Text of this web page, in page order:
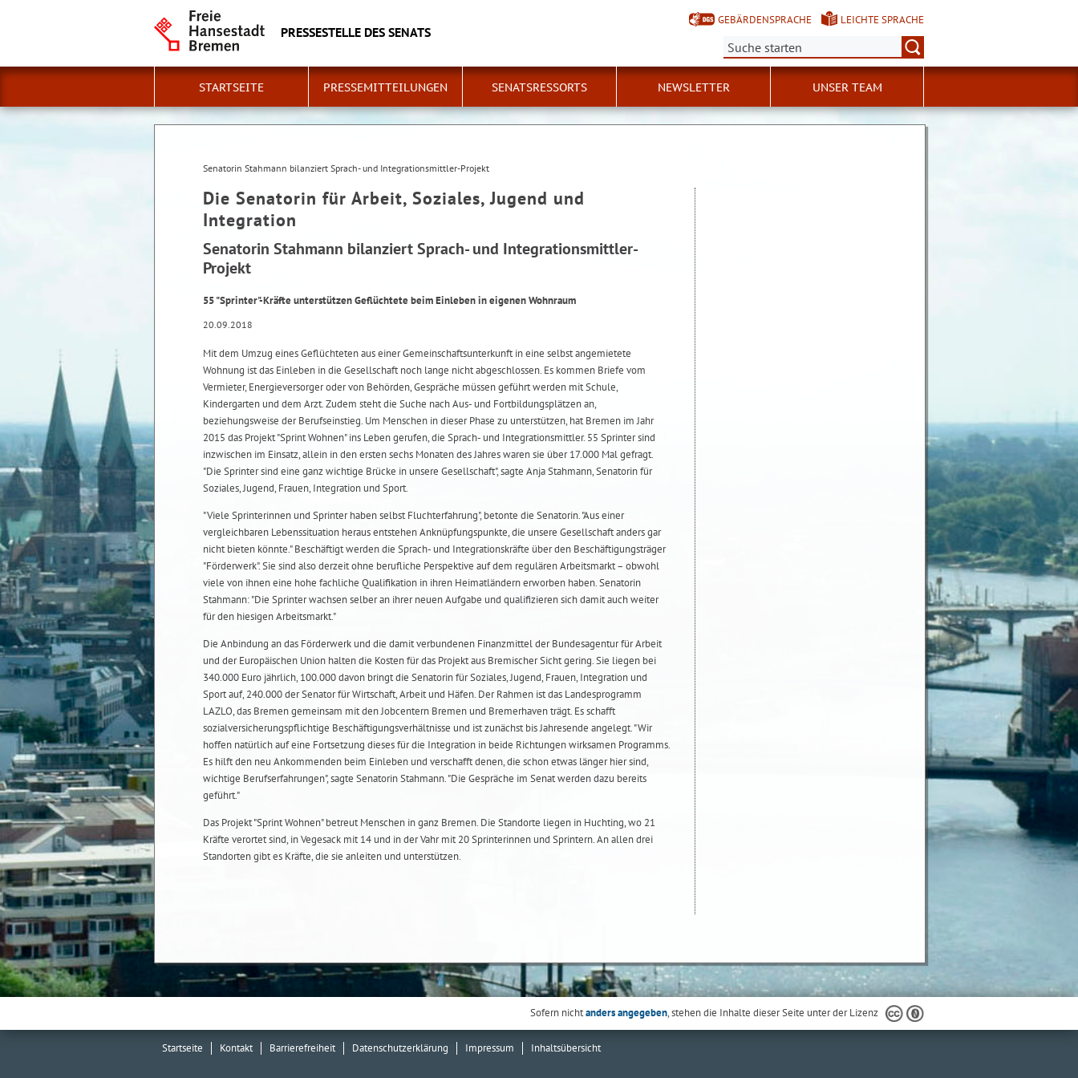
PRESSESTELLE DES SENATS
GEBÄRDENSPRACHE
LEICHTE SPRACHE
Suche:
STARTSEITE PRESSEMITTEILUNGEN SENATSRESSORTS NEWSLETTER UNSER TEAM
Senatorin Stahmann bilanziert Sprach- und Integrationsmittler-Projekt
Die Senatorin für Arbeit, Soziales, Jugend und
Integration
Senatorin Stahmann bilanziert Sprach- und Integrationsmittler-
Projekt
55 "Sprinter"-Kräfte unterstützen Geflüchtete beim Einleben in eigenen Wohnraum
20.09.2018
Mit dem Umzug eines Geflüchteten aus einer Gemeinschaftsunterkunft in eine selbst angemietete
Wohnung ist das Einleben in die Gesellschaft noch lange nicht abgeschlossen. Es kommen Briefe vom
Vermieter, Energieversorger oder von Behörden, Gespräche müssen geführt werden mit Schule,
Kindergarten und dem Arzt. Zudem steht die Suche nach Aus- und Fortbildungsplätzen an,
beziehungsweise der Berufseinstieg. Um Menschen in dieser Phase zu unterstützen, hat Bremen im Jahr
2015 das Projekt "Sprint Wohnen" ins Leben gerufen, die Sprach- und Integrationsmittler. 55 Sprinter sind
inzwischen im Einsatz, allein in den ersten sechs Monaten des Jahres waren sie über 17.000 Mal gefragt.
"Die Sprinter sind eine ganz wichtige Brücke in unsere Gesellschaft", sagte Anja Stahmann, Senatorin für
Soziales, Jugend, Frauen, Integration und Sport.
"Viele Sprinterinnen und Sprinter haben selbst Fluchterfahrung", betonte die Senatorin. "Aus einer
vergleichbaren Lebenssituation heraus entstehen Anknüpfungspunkte, die unsere Gesellschaft anders gar
nicht bieten könnte." Beschäftigt werden die Sprach- und Integrationskräfte über den Beschäftigungsträger
"Förderwerk". Sie sind also derzeit ohne berufliche Perspektive auf dem regulären Arbeitsmarkt – obwohl
viele von ihnen eine hohe fachliche Qualifikation in ihren Heimatländern erworben haben. Senatorin
Stahmann: "Die Sprinter wachsen selber an ihrer neuen Aufgabe und qualifizieren sich damit auch weiter
für den hiesigen Arbeitsmarkt."
Die Anbindung an das Förderwerk und die damit verbundenen Finanzmittel der Bundesagentur für Arbeit
und der Europäischen Union halten die Kosten für das Projekt aus Bremischer Sicht gering. Sie liegen bei
340.000 Euro jährlich, 100.000 davon bringt die Senatorin für Soziales, Jugend, Frauen, Integration und
Sport auf, 240.000 der Senator für Wirtschaft, Arbeit und Häfen. Der Rahmen ist das Landesprogramm
LAZLO, das Bremen gemeinsam mit den Jobcentern Bremen und Bremerhaven trägt. Es schafft
sozialversicherungspflichtige Beschäftigungsverhältnisse und ist zunächst bis Jahresende angelegt. "Wir
hoffen natürlich auf eine Fortsetzung dieses für die Integration in beide Richtungen wirksamen Programms.
Es hilft den neu Ankommenden beim Einleben und verschafft denen, die schon etwas länger hier sind,
wichtige Berufserfahrungen", sagte Senatorin Stahmann. "Die Gespräche im Senat werden dazu bereits
geführt."
Das Projekt "Sprint Wohnen" betreut Menschen in ganz Bremen. Die Standorte liegen in Huchting, wo 21
Kräfte verortet sind, in Vegesack mit 14 und in der Vahr mit 20 Sprinterinnen und Sprintern. An allen drei
Standorten gibt es Kräfte, die sie anleiten und unterstützen.
Sofern nichtanders angegeben, stehen die Inhalte dieser Seite unter der Lizenz
Startseite Kontakt Barrierefreiheit Datenschutzerklärung Impressum Inhaltsübersicht